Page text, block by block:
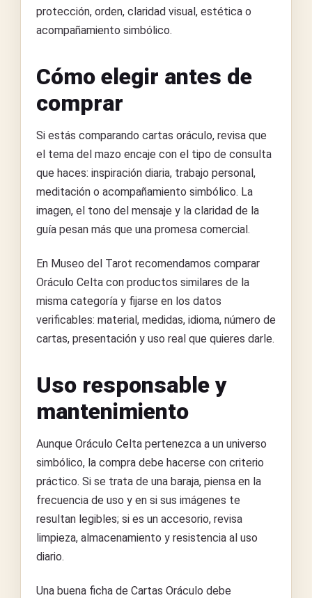
protección, orden, claridad visual, estética o
acompañamiento simbólico.
Cómo elegir antes de
comprar
Si estás comparando cartas oráculo, revisa que
el tema del mazo encaje con el tipo de consulta
que haces: inspiración diaria, trabajo personal,
meditación o acompañamiento simbólico. La
imagen, el tono del mensaje y la claridad de la
guía pesan más que una promesa comercial.
En Museo del Tarot recomendamos comparar
Oráculo Celta con productos similares de la
misma categoría y fijarse en los datos
verificables: material, medidas, idioma, número de
cartas, presentación y uso real que quieres darle.
Uso responsable y
mantenimiento
Aunque Oráculo Celta pertenezca a un universo
simbólico, la compra debe hacerse con criterio
práctico. Si se trata de una baraja, piensa en la
frecuencia de uso y en si sus imágenes te
resultan legibles; si es un accesorio, revisa
limpieza, almacenamiento y resistencia al uso
diario.
Una buena ficha de Cartas Oráculo debe